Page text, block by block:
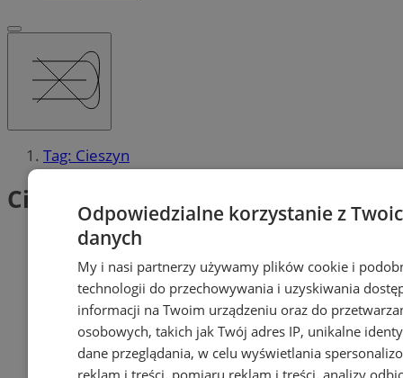
Tag: Cieszyn
Cieszyn (1)Odpowiedzialne korzystanie z
danych
My i nasi partnerzy używamy plików cookie i
technologii do przechowywania i uzyskiwania
informacji na Twoim urządzeniu oraz do
osobowych, takich jak Twój adres IP, unikalne
dane przeglądania, w celu wyświetlania
reklam i treści, pomiaru reklam i treści, analizy